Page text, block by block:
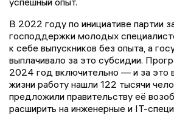
В 2022 году по инициативе партии
господдержки молодых
к себе выпускников без опыта, а
выплачивало за это субсидии.
2024 год включительно — и за это
жизни работу нашли 122 тысячи
предложили правительству её
расширить на инженерные и IT-